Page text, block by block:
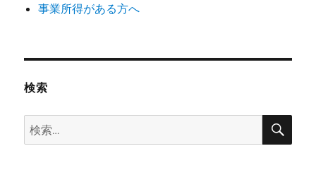
事業所得がある方へ
検索
検
索:
検